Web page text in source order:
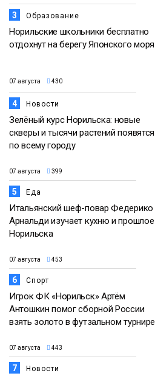
3 Образование
Норильские школьники бесплатно
отдохнут на берегу Японского моря
07 августа 430
4 Новости
Зелёный курс Норильска: новые
скверы и тысячи растений появятся
по всему городу
07 августа 399
5 Еда
Итальянский шеф-повар Федерико
Арнальди изучает кухню и прошлое
Норильска
07 августа 453
6 Спорт
Игрок ФК «Норильск» Артём
Антошкин помог сборной России
взять золото в футзальном турнире
07 августа 443
7 Новости